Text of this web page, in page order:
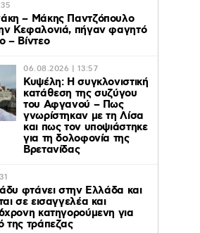
– Μάκης Παντζόπουλο
Κεφαλονιά, πήγαν φαγητό
– Βίντεο
06.08.2026 | 13:57
Κυψέλη: Η συγκλονιστική
κατάθεση της συζύγου
του Αφγανού – Πως
γνωρίστηκαν με τη Λίσα
και πως τον υποψιάστηκε
για τη δολοφονία της
Βρετανίδας
φτάνει στην Ελλάδα και
σε εισαγγελέα και
κατηγορούμενη για
της τράπεζας